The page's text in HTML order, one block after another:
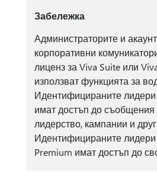
Забележка
Администраторите и
корпоративни
лиценз за Viva Suite или
използват функцията за
Идентифицираните
имат достъп до съобщения
лидерство, кампании и
Идентифицираните лидери
Premium имат достъп до